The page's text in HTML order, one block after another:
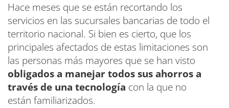
Hace meses que se están recortando los
servicios en las sucursales bancarias de todo el
territorio nacional. Si bien es cierto, que los
principales afectados de estas limitaciones son
las personas más mayores que se han visto
obligados a manejar todos sus ahorros a
través de una tecnología con la que no
están familiarizados.